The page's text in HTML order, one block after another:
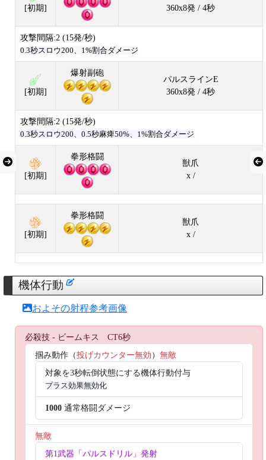
[初期] 360x8発 / 4秒
攻撃間隔:2 (15発/秒)
0.3秒スロウ200、1%割合ダメージ
[初期]
爆射副砲
パルスラインE
360x8発 / 4秒
攻撃間隔:2 (15発/秒)
0.3秒スロウ200、0.5秒麻痺50%、1%割合ダメージ
[初期]
拳形格闘
獣爪
x /
[初期]
拳形格闘
獣爪
x /
機体行動
およその射程参考画像
必殺技 - ビームキス CT6秒
掴み動作（投げカウンター無効 ） 無敵
対象を3秒転倒状態にする機体行動付与
プラス効果無効化
1000 通常格闘ダメージ
無敵
第1武器「パルスドリル」発射